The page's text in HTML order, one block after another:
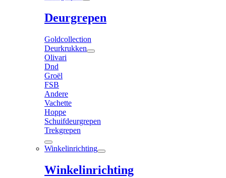
Deurgrepen
Goldcollection
Deurkrukken
Olivari
Dnd
Groël
FSB
Andere
Vachette
Hoppe
Schuifdeurgrepen
Trekgrepen
Winkelinrichting
Winkelinrichting